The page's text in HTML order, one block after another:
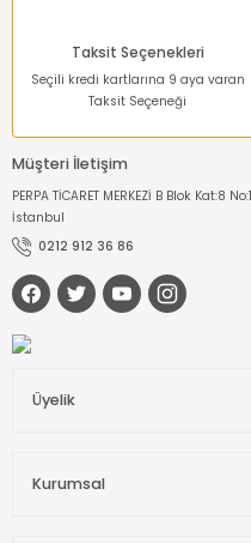
Taksit Seçenekleri
Seçili kredi kartlarına 9 aya varan
Taksit Seçeneği
Müşteri İletişim
PERPA TİCARET MERKEZİ B Blok Kat:8
İstanbul
0212 912 36 86
Üyelik
Kurumsal